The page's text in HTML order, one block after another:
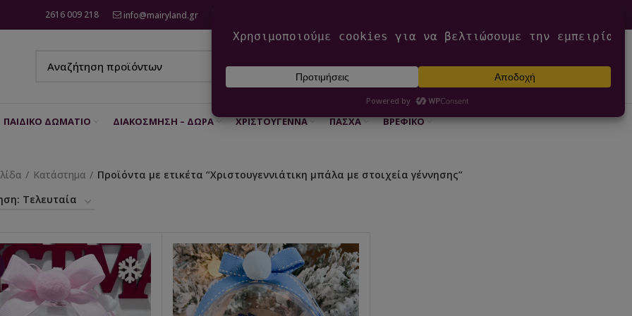
2616 009 218 info@mairyland.gr
ΕΊΣΟΔΟΣ / ΕΓΓΡΑΦΉ €0,00
ΠΑΙΔΙΚΌ ΔΩΜΆΤΙΟ ΔΙΑΚΌΣΜΗΣΗ – ΔΏΡΑ ΧΡΙΣΤΟΎΓΕΝΝΑ ΠΆΣΧΑ ΒΡΕΦΙΚΌ
Κατάστημα Προϊόντα με ετικέτα “Χριστουγεννιάτικη μπάλα με στοιχεία γέννησης”